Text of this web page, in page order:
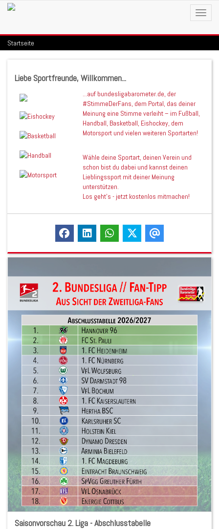
Startseite
Liebe Sportfreunde, Willkommen...
...auf bundesligabarometer.de, der
#StimmeDerFans, dem Portal, das deiner
Meinung eine Stimme verleiht – im Fußball,
Handball, Basketball, Eishockey, dem
Motorsport und vielen weiteren Sportarten!
Wähle deine Sportart, deinen Verein und
schon bist du dabei und kannst deinen
Lieblingssport mit deiner Meinung
unterstützen.
Los geht's - jetzt kostenlos mitmachen!
Saisonvorschau 2. Liga - Abschlusstabelle